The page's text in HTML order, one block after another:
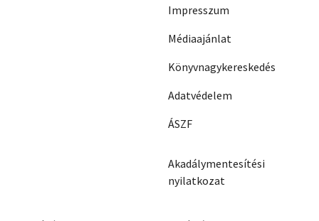
Impresszum
Médiaajánlat
Könyvnagykereskedés
Adatvédelem
ÁSZF
Akadálymentesítési
nyilatkozat